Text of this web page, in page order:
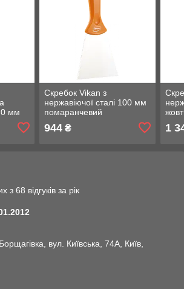
мм
Скребок Vikan з
нержавіючої сталі 100 мм
помаранчевий
944₴ 1
з 68 відгуків за рік
вул. Київська, 74А, Київ,